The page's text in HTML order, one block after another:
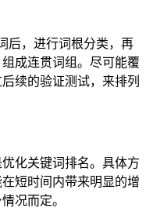
后，进行词根分类，再
成连贯词组。尽可能覆
续的验证测试，来排列
化关键词排名。具体方
短时间内带来明显的增
况而定。